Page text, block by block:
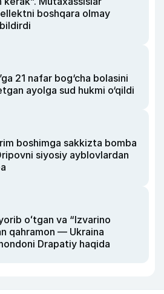
boshqara olmay
21 nafar bog‘cha bolasini
ayolga sud hukmi o‘qildi
boshimga sakkizta bomba
siyosiy ayblovlardan
oʻtgan va “Izvarino
qahramon — Ukraina
Drapatiy haqida